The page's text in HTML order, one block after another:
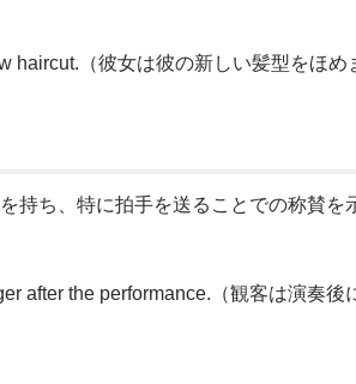
haircut.（彼女は彼の新しい髪型をほめ
持ち、特に拍手を送ることでの称賛を
after the performance.（観客は演奏後